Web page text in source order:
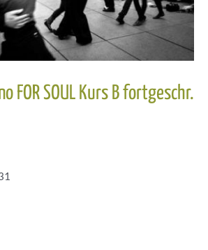
FOR SOUL Kurs B fortgeschr.